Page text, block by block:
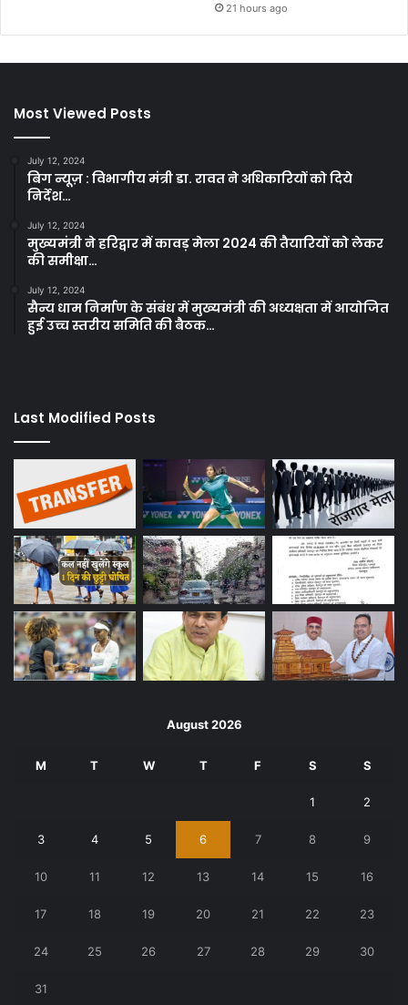
21 hours ago
Most Viewed Posts
July 12, 2024
बिग न्यूज़ : विभागीय मंत्री डा. रावत ने अधिकारियों को दिये
निर्देश…
July 12, 2024
मुख्यमंत्री ने हरिद्वार में कावड़ मेला 2024 की तैयारियों को लेकर
की समीक्षा…
July 12, 2024
सैन्य धाम निर्माण के संबंध में मुख्यमंत्री की अध्यक्षता में आयोजित
हुई उच्च स्तरीय समिति की बैठक…
Last Modified Posts
August 2026
M T W T F S S
1 2
3 4 5 6 7 8 9
10 11 12 13 14 15 16
17 18 19 20 21 22 23
24 25 26 27 28 29 30
31